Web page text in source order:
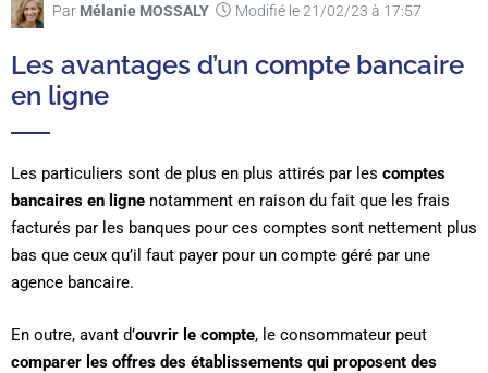
Par Mélanie MOSSALY Modifié le 21/02/23 à 17:57
Les avantages d’un compte bancaire
en ligne
Les particuliers sont de plus en plus attirés par les comptes
bancaires en ligne notamment en raison du fait que les frais
facturés par les banques pour ces comptes sont nettement plus
bas que ceux qu’il faut payer pour un compte géré par une
agence bancaire.
En outre, avant d’ouvrir le compte, le consommateur peut
comparer les offres des établissements qui proposent des